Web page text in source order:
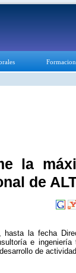
Formacion
la
de
hasta la fecha
e
de